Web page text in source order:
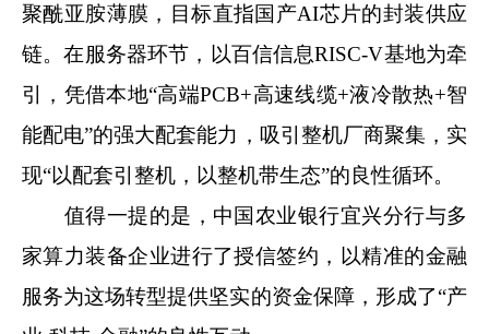
聚酰亚胺薄膜，目标直指国产AI芯片的封装供应
链。在服务器环节，以百信信息RISC-V基地为牵
引，凭借本地“高端PCB+高速线缆+液冷散热+智
能配电”的强大配套能力，吸引整机厂商聚集，实
现“以配套引整机，以整机带生态”的良性循环。
值得一提的是，中国农业银行宜兴分行与多
家算力装备企业进行了授信签约，以精准的金融
服务为这场转型提供坚实的资金保障，形成了“产